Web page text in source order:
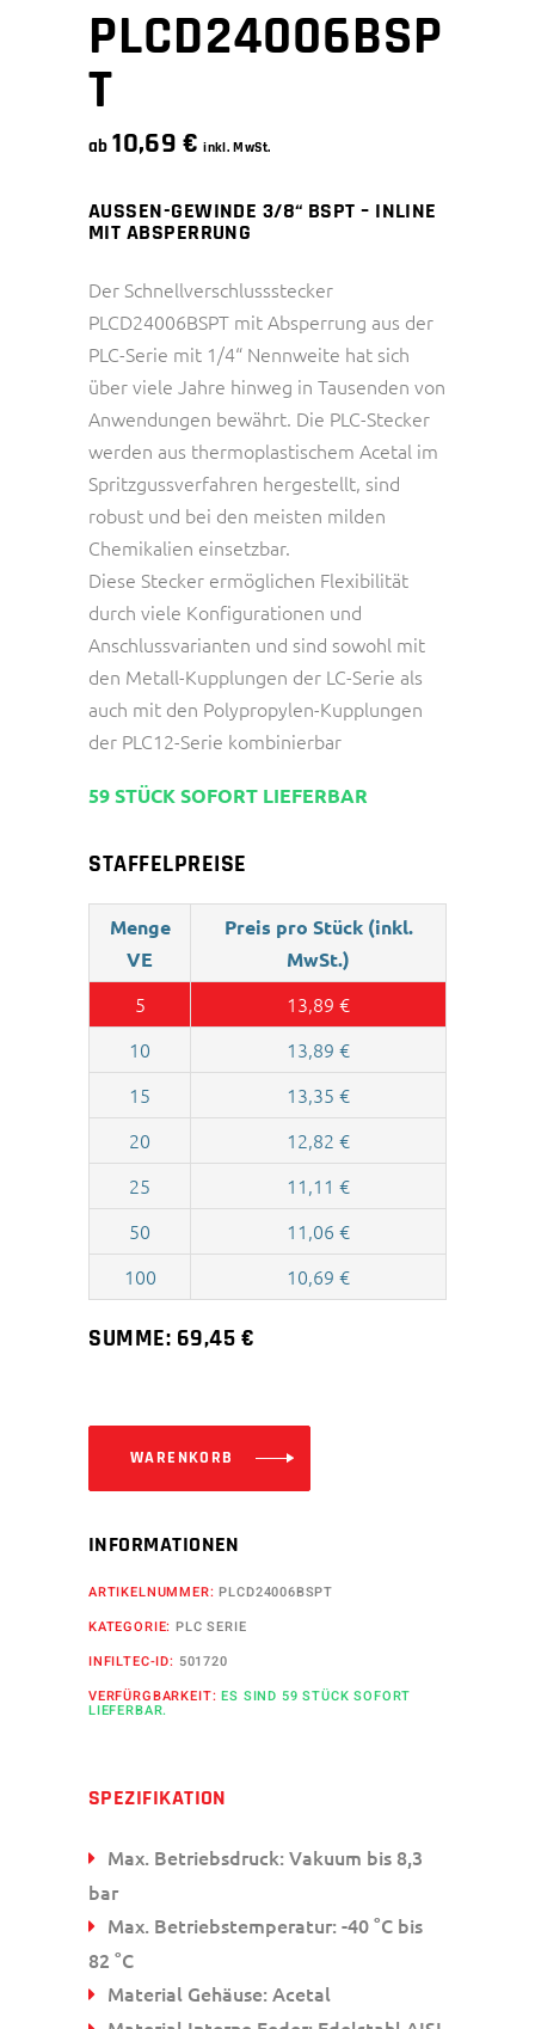
PLCD24006BSP
T
ab10,69€ inkl. MwSt.
AUSSEN-GEWINDE 3/8“ BSPT – INLINE
MIT ABSPERRUNG
Der Schnellverschlussstecker
PLCD24006BSPT mit Absperrung aus der
PLC-Serie mit 1/4“ Nennweite hat sich
über viele Jahre hinweg in Tausenden von
Anwendungen bewährt. Die PLC-Stecker
werden aus thermoplastischem Acetal im
Spritzgussverfahren hergestellt, sind
robust und bei den meisten milden
Chemikalien einsetzbar.
Diese Stecker ermöglichen Flexibilität
durch viele Konfigurationen und
Anschlussvarianten und sind sowohl mit
den Metall-Kupplungen der LC-Serie als
auch mit den Polypropylen-Kupplungen
der PLC12-Serie kombinierbar
59 STÜCK SOFORT LIEFERBAR
STAFFELPREISE
Menge
VE
Preis pro Stück (inkl.
MwSt.)
5 13,89 €
10
13,89 €
15
13,35 €
20
12,82 €
25
11,11 €
50
11,06 €
100
10,69 €
SUMME: 69,45€
WARENKORB
INFORMATIONEN
ARTIKELNUMMER:PLCD24006BSPT
KATEGORIE:PLC SERIE
INFILTEC-ID: 501720
VERFÜRGBARKEIT:ES SIND 59 STÜCK SOFORT
LIEFERBAR.
SPEZIFIKATION
Max. Betriebsdruck: Vakuum bis 8,3
bar
Max. Betriebstemperatur: -40 °C bis
82 °C
Material Gehäuse: Acetal